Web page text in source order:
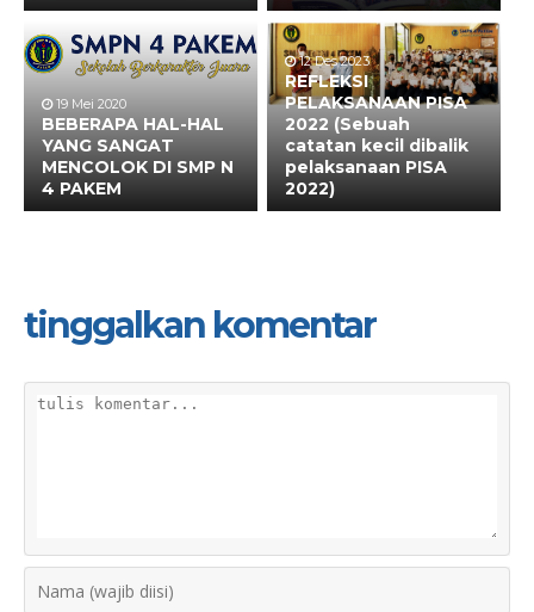
19 Mei 2020
BEBERAPA HAL-HAL
YANG SANGAT
MENCOLOK DI SMP N
4 PAKEM
12 Des 2023
REFLEKSI
PELAKSANAAN PISA
2022 (Sebuah
catatan kecil dibalik
pelaksanaan PISA
2022)
tinggalkan komentar